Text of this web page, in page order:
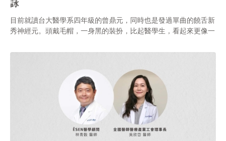
目前就讀台大醫學系四年級的曾鼎元，同時也是發過單曲的饒舌新
秀神經元。頭戴毛帽，一身黑的裝扮，比起醫學生，看起來更像一
等又跩又酷歌詞背後，現實的神經元是個禮貌且活潑的大男孩，謙